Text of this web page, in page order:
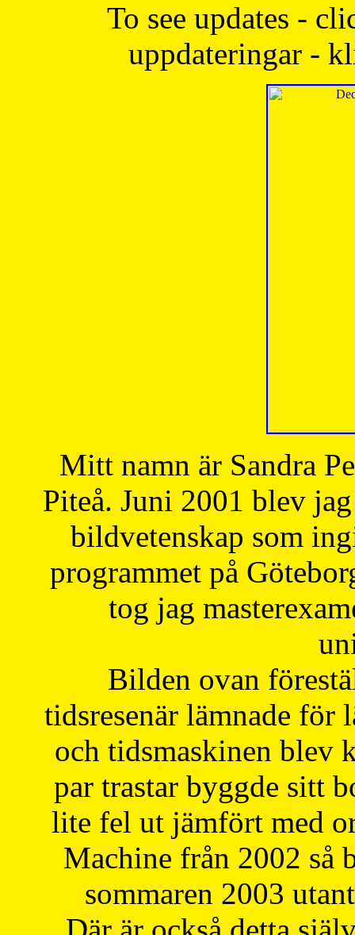
To see updates -
uppdateringar -
Mitt namn är Sandra
Piteå. Juni 2001 blev
bildvetenskap som
programmet på
tog jag
Bilden ovan
tidsresenär lämnade för
och tidsmaskinen blev
par trastar byggde sitt
lite fel ut jämfört med
Machine från 2002 så
sommaren 2003